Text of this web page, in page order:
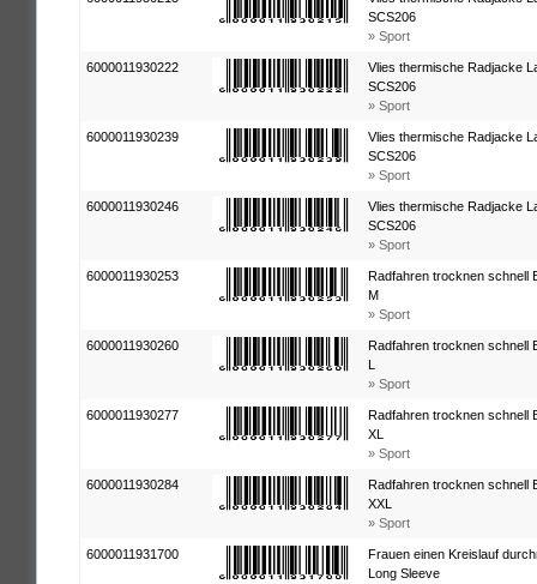
SCS206
» Sport
6000011930222
Vlies thermische Radjacke
SCS206
» Sport
6000011930239
Vlies thermische Radjacke
SCS206
» Sport
6000011930246
Vlies thermische Radjacke
SCS206
» Sport
6000011930253
Radfahren trocknen schnell
M
» Sport
6000011930260
Radfahren trocknen schnell
L
» Sport
6000011930277
Radfahren trocknen schnell
XL
» Sport
6000011930284
Radfahren trocknen schnell
XXL
» Sport
6000011931700
Frauen einen Kreislauf
Long Sleeve